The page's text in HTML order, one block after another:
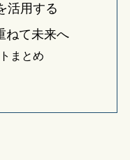
活用する
ねて未来へ
まとめ